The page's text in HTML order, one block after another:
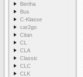
Bertha
Bus
C-Klasse
car2go
Citan
CL
CLA
Classic
CLC
CLK